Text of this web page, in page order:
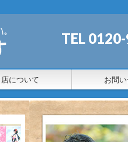
TEL
店について お問